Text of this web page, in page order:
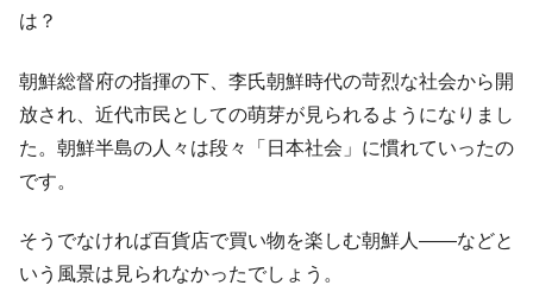
は？
朝鮮総督府の指揮の下、李氏朝鮮時代の苛烈な社会から開
放され、近代市民としての萌芽が見られるようになりまし
た。朝鮮半島の人々は段々「日本社会」に慣れていったの
です。
そうでなければ百貨店で買い物を楽しむ朝鮮人――などと
いう風景は見られなかったでしょう。